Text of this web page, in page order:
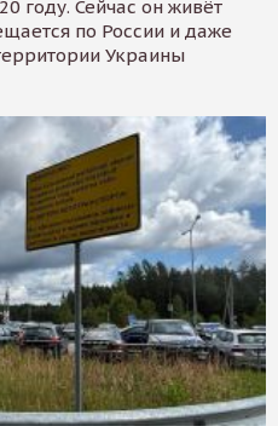
году. Сейчас он живёт
по России и даже
Украины